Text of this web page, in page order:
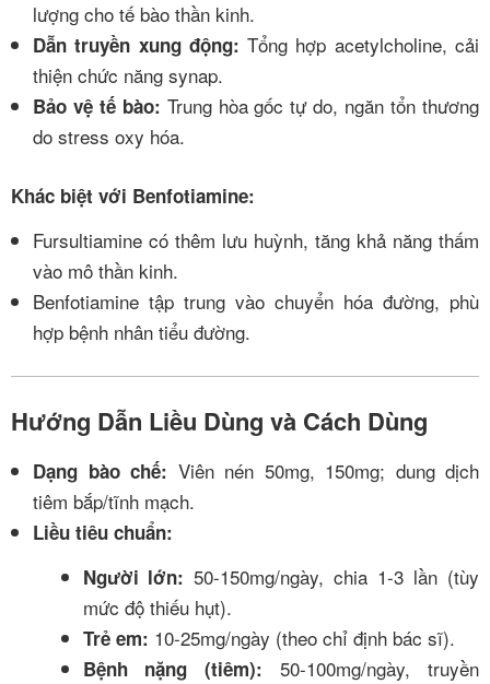
lượng cho tế bào thần kinh.
Dẫn truyền xung động: Tổng hợp acetylcholine, cải
thiện chức năng synap.
Bảo vệ tế bào: Trung hòa gốc tự do, ngăn tổn thương
do stress oxy hóa.
Khác biệt với Benfotiamine:
Fursultiamine có thêm lưu huỳnh, tăng khả năng thấm
vào mô thần kinh.
Benfotiamine tập trung vào chuyển hóa đường, phù
hợp bệnh nhân tiểu đường.
Hướng Dẫn Liều Dùng và Cách Dùng
Dạng bào chế: Viên nén 50mg, 150mg; dung dịch
tiêm bắp/tĩnh mạch.
Liều tiêu chuẩn:
Người lớn: 50-150mg/ngày, chia 1-3 lần (tùy
mức độ thiếu hụt).
Trẻ em: 10-25mg/ngày (theo chỉ định bác sĩ).
Bệnh nặng (tiêm):
50-100mg/ngày, truyền